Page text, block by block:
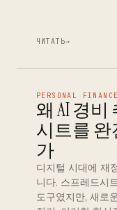
ЧИТАТЬ→
PERSONAL FINANCE
왜 AI 경
시트를
가
디지털 시대에 재
니다. 스프레드시
도구였지만, 새로